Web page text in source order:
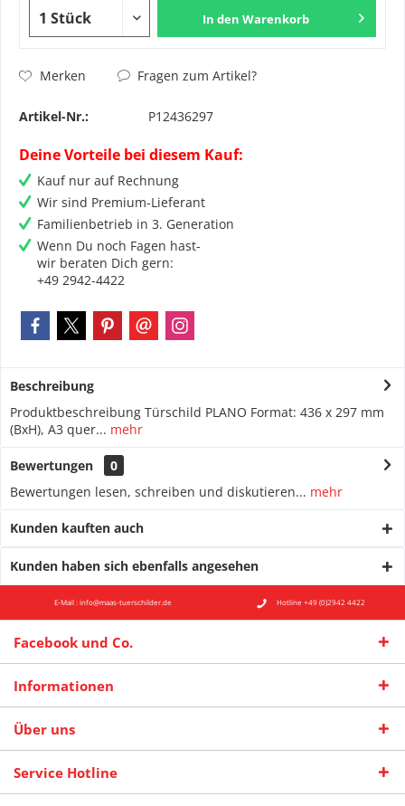
In den Warenkorb
Merken Fragen zum Artikel?
Artikel-Nr.: P12436297
Deine Vorteile bei diesem Kauf:
Kauf nur auf Rechnung
Wir sind Premium-Lieferant
Familienbetrieb in 3. Generation
Wenn Du noch Fagen hast-
wir beraten Dich gern:
+49 2942-4422
Beschreibung
Produktbeschreibung Türschild PLANO Format: 436 x 297 mm
(BxH), A3 quer... mehr
Bewertungen
0
Bewertungen lesen, schreiben und diskutieren... mehr
Kunden kauften auch
Kunden haben sich ebenfalls angesehen
E-Mail : info@maas-tuerschilder.de Hotline +49 (0)2942 4422
Facebook und Co.
Informationen
Über uns
Service Hotline